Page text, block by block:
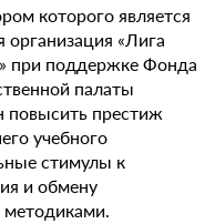
которого является
«Лига
при поддержке Фонда
палаты
повысить престиж
учебного
стимулы к
и обмену